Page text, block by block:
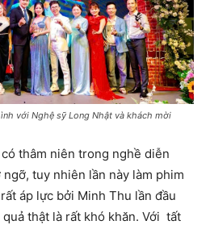
với Nghệ sỹ Long Nhật và khách mời
thâm niên trong nghề diễn
tuy nhiên lần này làm phim
áp lực bởi Minh Thu lần đầu
thật là rất khó khăn. Với tất